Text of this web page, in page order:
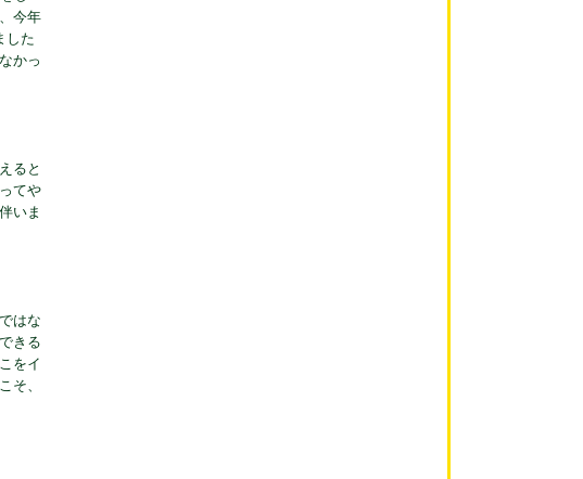
今年
した
かっ
ると
てや
いま
はな
きる
をイ
そ、